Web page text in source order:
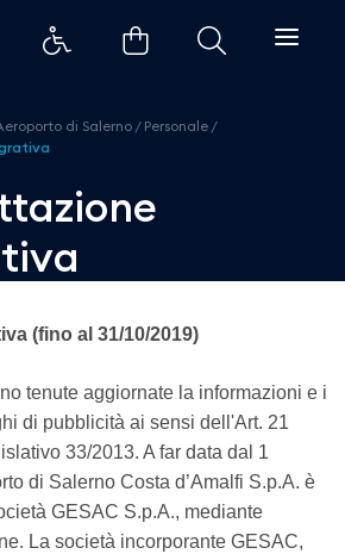
integrativa -
di Salerno / Personale /
(fino al 31/10/2019)
tenute aggiornate la informazioni e i
di pubblicità ai sensi dell'Art. 21
33/2013. A far data dal 1
di Salerno Costa d’Amalfi S.p.A. è
GESAC S.p.A., mediante
La società incorporante GESAC,